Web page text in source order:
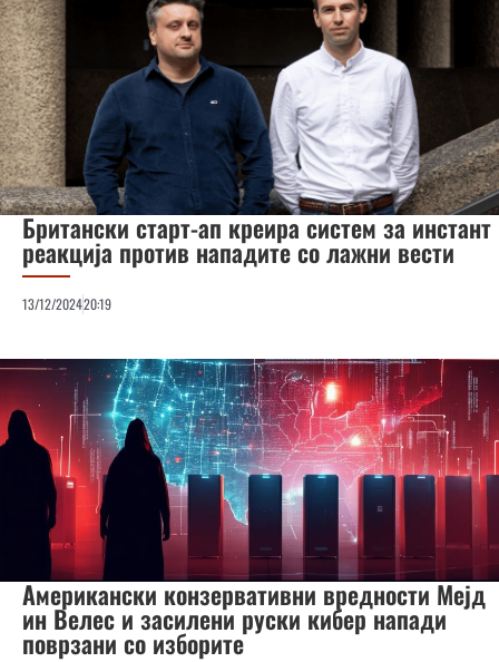
Британски старт-ап креира систем за инстант
реакција против нападите со лажни вести
13/12/202420:19
Американски конзервативни вредности Мејд
ин Велес и засилени руски кибер напади
поврзани со изборите